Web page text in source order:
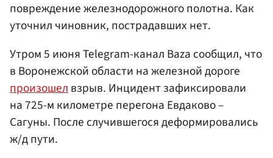
повреждение железнодорожного полотна. Как
уточнил чиновник, пострадавших нет.
Утром 5 июня Telegram-канал Baza сообщил, что
в Воронежской области на железной дороге
произошелвзрыв. Инцидент зафиксировали
на 725-м километре перегона Евдаково –
Сагуны. После случившегося деформировались
ж/д пути.